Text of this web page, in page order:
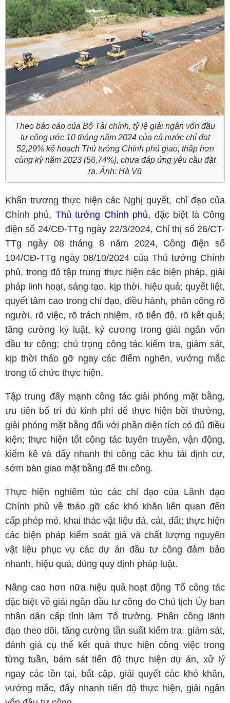
Theo báo cáo của Bộ Tài chính, tỷ lệ giải ngân vốn đầu
tư công ước 10 tháng năm 2024 của cả nước chỉ đạt
52,29% kế hoạch Thủ tướng Chính phủ giao, thấp hơn
cùng kỳ năm 2023 (56,74%), chưa đáp ứng yêu cầu đặt
ra. Ảnh: Hà Vũ
Khẩn trương thực hiện các Nghị quyết, chỉ đạo của
Chính phủ, Thủ tướng Chính phủ, đặc biệt là Công
điện số 24/CĐ-TTg ngày 22/3/2024, Chỉ thị số 26/CT-
TTg ngày 08 tháng 8 năm 2024, Công điện số
104/CĐ-TTg ngày 08/10/2024 của Thủ tướng Chính
phủ, trong đó tập trung thực hiện các biện pháp, giải
pháp linh hoạt, sáng tạo, kịp thời, hiệu quả; quyết liệt,
quyết tâm cao trong chỉ đạo, điều hành, phân công rõ
người, rõ việc, rõ trách nhiệm, rõ tiến độ, rõ kết quả;
tăng cường kỷ luật, kỷ cương trong giải ngân vốn
đầu tư công; chú trọng công tác kiểm tra, giám sát,
kịp thời tháo gỡ ngay các điểm nghẽn, vướng mắc
trong tổ chức thực hiện.
Tập trung đẩy mạnh công tác giải phóng mặt bằng,
ưu tiên bố trí đủ kinh phí để thực hiện bồi thường,
giải phóng mặt bằng đối với phần diện tích có đủ điều
kiện; thực hiện tốt công tác tuyên truyền, vận động,
kiểm kê và đẩy nhanh thi công các khu tái định cư,
sớm bàn giao mặt bằng để thi công.
Thực hiện nghiêm túc các chỉ đạo của Lãnh đạo
Chính phủ về tháo gỡ các khó khăn liên quan đến
cấp phép mỏ, khai thác vật liệu đá, cát, đất; thực hiện
các biện pháp kiểm soát giá và chất lượng nguyên
vật liệu phục vụ các dự án đầu tư công đảm bảo
nhanh, hiệu quả, đúng quy định pháp luật.
Nâng cao hơn nữa hiệu quả hoạt động Tổ công tác
đặc biệt về giải ngân đầu tư công do Chủ tịch Ủy ban
nhân dân cấp tỉnh làm Tổ trưởng. Phân công lãnh
đạo theo dõi, tăng cường tần suất kiểm tra, giám sát,
đánh giá cụ thể kết quả thực hiện công việc trong
từng tuần, bám sát tiến độ thực hiện dự án, xử lý
ngay các tồn tại, bất cập, giải quyết các khó khăn,
vướng mắc, đẩy nhanh tiến độ thực hiện, giải ngân